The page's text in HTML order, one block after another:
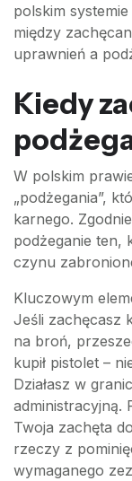
polskim
między
uprawnień a
Kiedy
W polskim
„podżegania”,
karnego.
podżeganie ten,
czynu
Kluczowym
Jeśli zachęcasz
na broń,
kupił pistolet –
Działasz w
administracyjną.
Twoja zachęta
rzeczy z
wymaganego